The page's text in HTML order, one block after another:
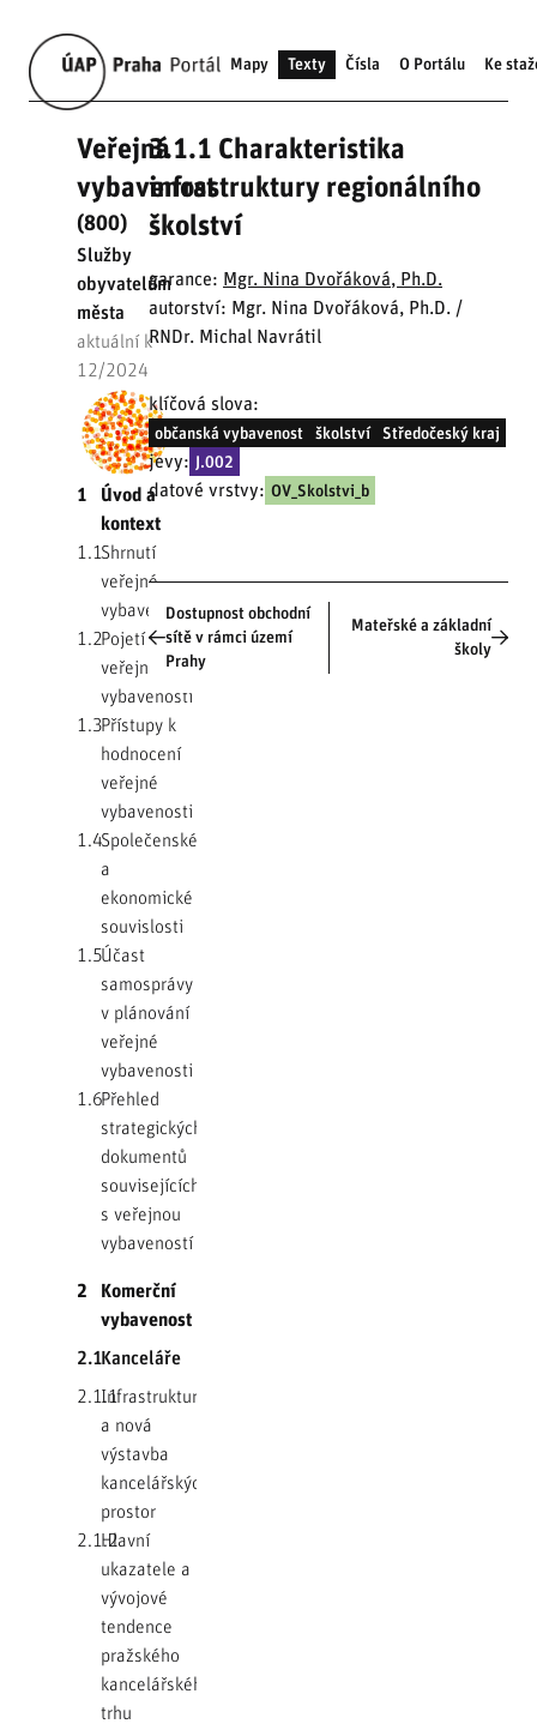
Mapy Texty Čísla O Portálu Ke
Veřejná
vybavenost
(800)
Služby
obyvatelům
města
aktuální k
12/2024
1
Úvod a
kontext
1.1Shrnutí
veřejné
vybavenosti
1.2Pojetí
veřejné
vybavenosti
1.3Přístupy k
hodnocení
veřejné
vybavenosti
1.4Společenské
a
ekonomické
souvislosti
1.5Účast
samosprávy
v plánování
veřejné
vybavenosti
1.6Přehled
strategických
dokumentů
souvisejících
s veřejnou
vybaveností
2
Komerční
vybavenost
2.1Kanceláře
2.1.1Infrastruktura
a nová
výstavba
kancelářských
prostor
2.1.2Hlavní
ukazatele a
vývojové
tendence
pražského
kancelářského
trhu
3.1.1 Charakteristika
infrastruktury regionálního
školství
garance: Mgr. Nina Dvořáková, Ph.D.
autorství: Mgr. Nina Dvořáková, Ph.D. /
RNDr. Michal Navrátil
klíčová slova:
občanská vybavenost školství Středočeský kraj
jevy: J.002
datové vrstvy: OV_Skolstvi_b
Dostupnost obchodní
sítě v rámci území
Prahy
Mateřské a základní
školy